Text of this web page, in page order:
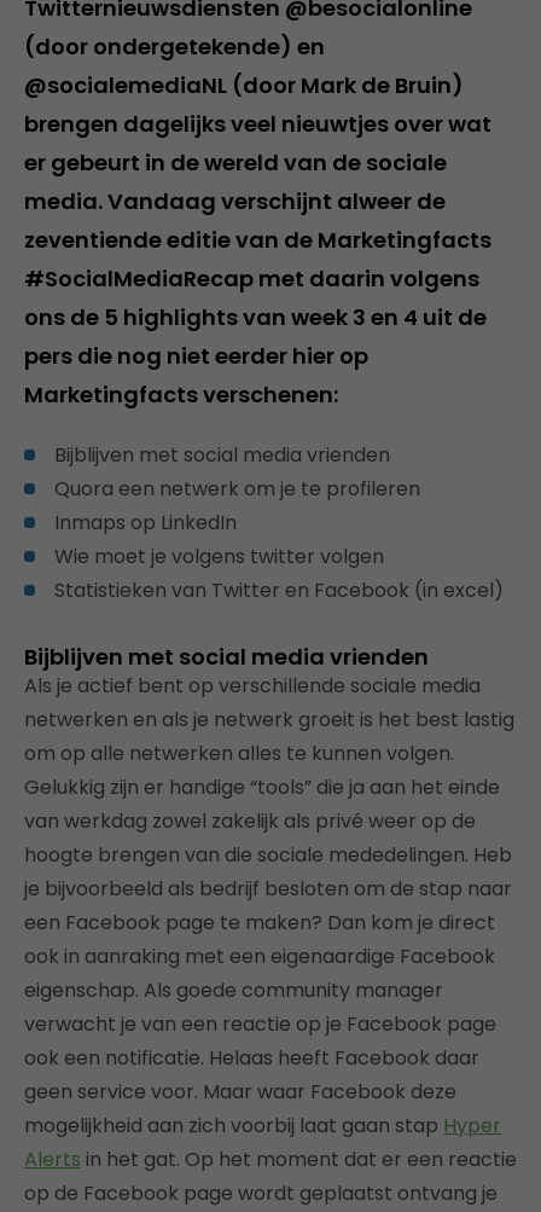
Twitternieuwsdiensten @besocialonline
(door ondergetekende) en
@socialemediaNL (door Mark de Bruin)
brengen dagelijks veel nieuwtjes over wat
er gebeurt in de wereld van de sociale
media. Vandaag verschijnt alweer de
zeventiende editie van de Marketingfacts
#SocialMediaRecap met daarin volgens
ons de 5 highlights van week 3 en 4 uit de
pers die nog niet eerder hier op
Marketingfacts verschenen:
Bijblijven met social media vrienden
Quora een netwerk om je te profileren
Inmaps op LinkedIn
Wie moet je volgens twitter volgen
Statistieken van Twitter en Facebook (in excel)
Bijblijven met social media vrienden
Als je actief bent op verschillende sociale media
netwerken en als je netwerk groeit is het best lastig
om op alle netwerken alles te kunnen volgen.
Gelukkig zijn er handige “tools” die ja aan het einde
van werkdag zowel zakelijk als privé weer op de
hoogte brengen van die sociale mededelingen. Heb
je bijvoorbeeld als bedrijf besloten om de stap naar
een Facebook page te maken? Dan kom je direct
ook in aanraking met een eigenaardige Facebook
eigenschap. Als goede community manager
verwacht je van een reactie op je Facebook page
ook een notificatie. Helaas heeft Facebook daar
geen service voor. Maar waar Facebook deze
mogelijkheid aan zich voorbij laat gaan stap Hyper
Alerts in het gat. Op het moment dat er een reactie
op de Facebook page wordt geplaatst ontvang je